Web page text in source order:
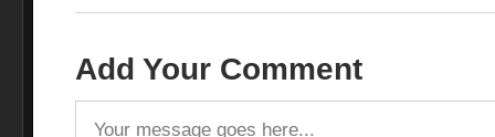
Add Your Comment